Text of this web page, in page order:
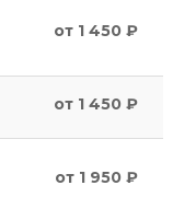
от 1 450 ₽
от 1 450 ₽
от 1 950 ₽